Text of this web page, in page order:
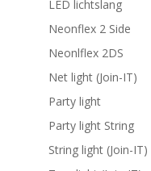
LED lichtslang
Neonflex 2 Side
Neonlflex 2DS
Net light (Join-IT)
Party light
Party light String
String light (Join-IT)